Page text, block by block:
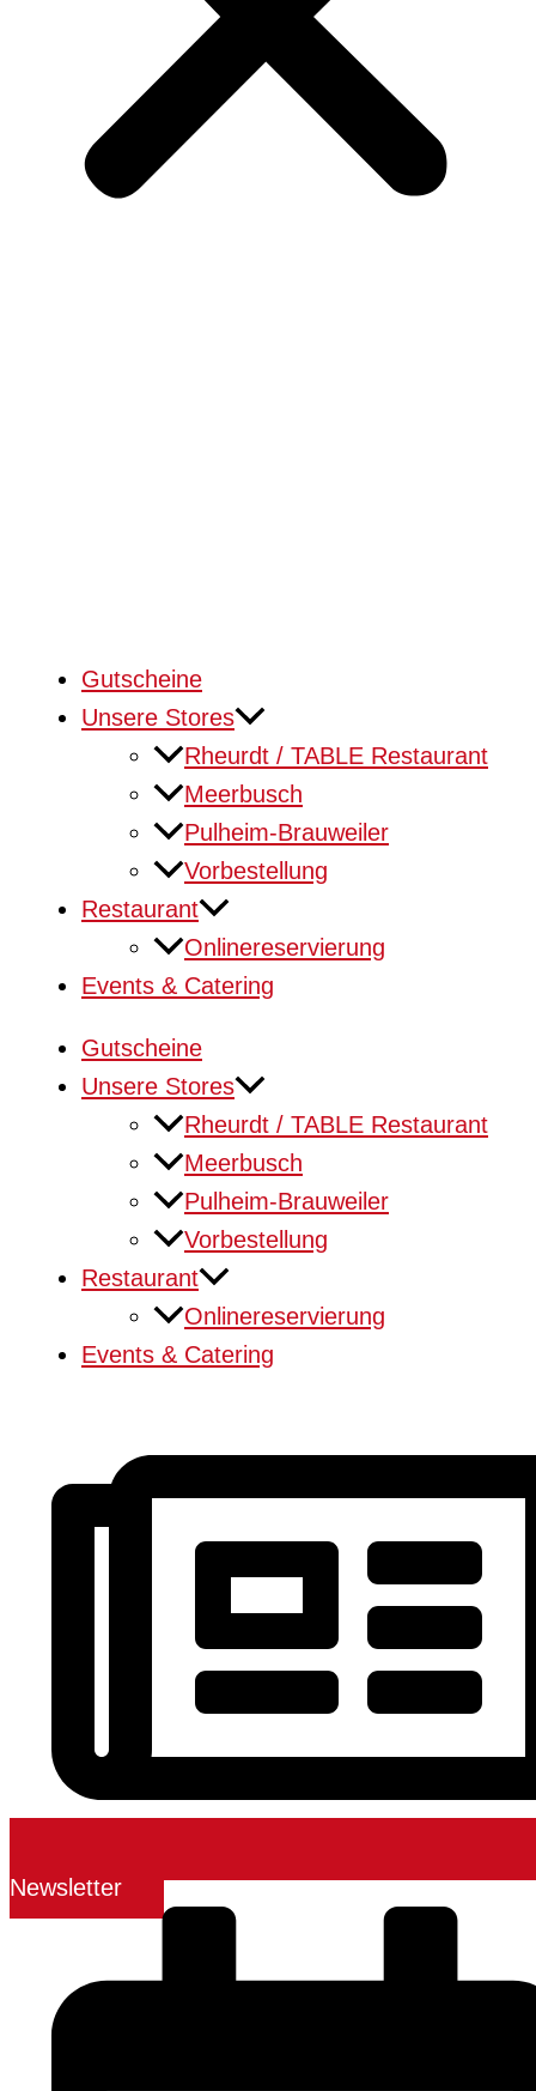
Gutscheine
Unsere Stores
Rheurdt / TABLE Restaurant
Meerbusch
Pulheim-Brauweiler
Vorbestellung
Restaurant
Onlinereservierung
Events & Catering
Gutscheine
Unsere Stores
Rheurdt / TABLE Restaurant
Meerbusch
Pulheim-Brauweiler
Vorbestellung
Restaurant
Onlinereservierung
Events & Catering
Newsletter